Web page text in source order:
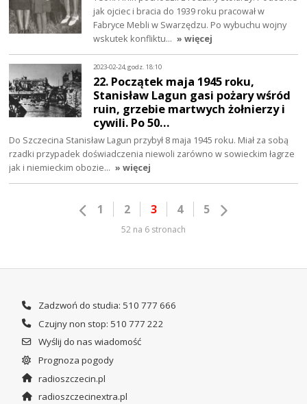
jak ojciec i bracia do 1939 roku pracował w
Fabryce Mebli w Swarzędzu. Po wybuchu wojny
wskutek konfliktu… » więcej
2023-02-24, godz. 18:10
22. Początek maja 1945 roku,
Stanisław Lagun gasi pożary wśród
ruin, grzebie martwych żołnierzy i
cywili. Po 50…
Do Szczecina Stanisław Lagun przybył 8 maja 1945 roku. Miał za sobą
rzadki przypadek doświadczenia niewoli zarówno w sowieckim łagrze
jak i niemieckim obozie… » więcej
1 2 3 4 5
52 na 6 stronach
Zadzwoń do studia: 510 777 666
Czujny non stop: 510 777 222
Wyślij do nas wiadomość
Prognoza pogody
radioszczecin.pl
radioszczecinextra.pl